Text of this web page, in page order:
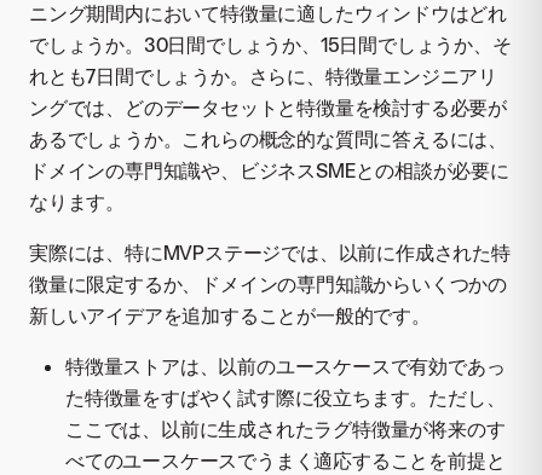
ニング期間内において特徴量に適したウィンドウはどれ
でしょうか。30日間でしょうか、15日間でしょうか、そ
れとも7日間でしょうか。さらに、特徴量エンジニアリ
ングでは、どのデータセットと特徴量を検討する必要が
あるでしょうか。これらの概念的な質問に答えるには、
ドメインの専門知識や、ビジネスSMEとの相談が必要に
なります。
実際には、特にMVPステージでは、以前に作成された特
徴量に限定するか、ドメインの専門知識からいくつかの
新しいアイデアを追加することが一般的です。
特徴量ストアは、以前のユースケースで有効であっ
た特徴量をすばやく試す際に役立ちます。ただし、
ここでは、以前に生成されたラグ特徴量が将来のす
べてのユースケースでうまく適応することを前提と